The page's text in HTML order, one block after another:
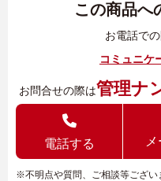
この商品へ
お電話で
コミュニケ
お問合せの際は管理ナ
電話する
※不明点や質問、ご相談等ござい